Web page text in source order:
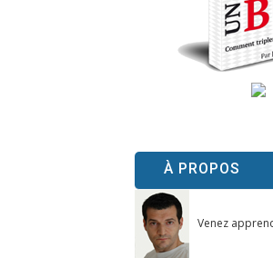
À PROPOS
Venez